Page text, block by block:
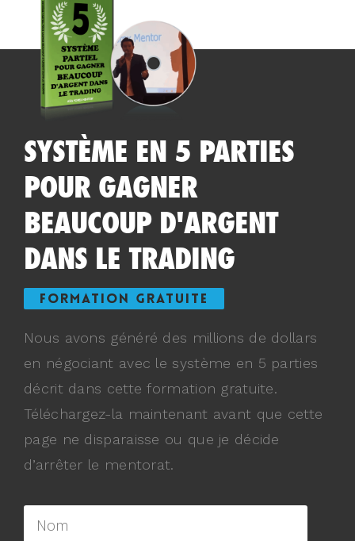
SYSTÈME EN 5 PARTIES
POUR GAGNER
BEAUCOUP D'ARGENT
DANS LE TRADING
FORMATION GRATUITE
Nous avons généré des millions de dollars
en négociant avec le système en 5 parties
décrit dans cette formation gratuite.
Téléchargez-la maintenant avant que cette
page ne disparaisse ou que je décide
d’arrêter le mentorat.